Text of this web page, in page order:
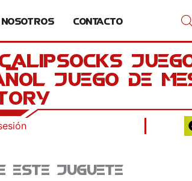
Nosotros Contacto
Juego De
este juguete